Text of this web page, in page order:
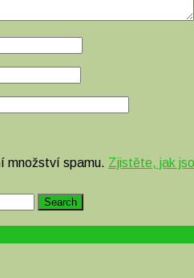
množství spamu. Zjistěte, jak
Search